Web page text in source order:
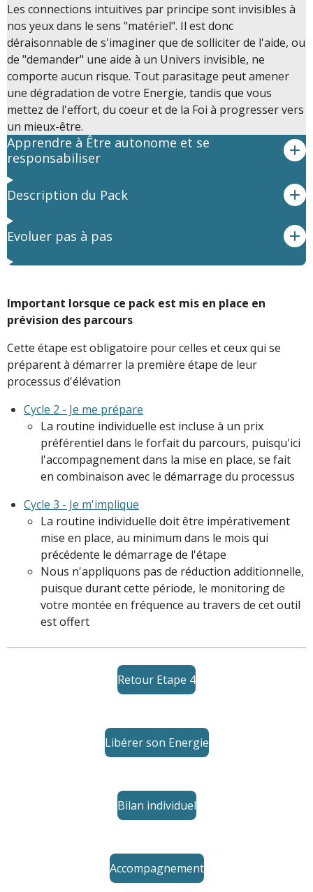
Les connections intuitives par principe sont invisibles à
nos yeux dans le sens "matériel". Il est donc
déraisonnable de s'imaginer que de solliciter de l'aide, ou
de "demander" une aide à un Univers invisible, ne
comporte aucun risque. Tout parasitage peut amener
une dégradation de votre Energie, tandis que vous
mettez de l'effort, du coeur et de la Foi à progresser vers
un mieux-être.
Apprendre à Être autonome et se
responsabiliser
Description du Pack
Evoluer pas à pas
Important lorsque ce pack est mis en place en
prévision des parcours
Cette étape est obligatoire pour celles et ceux qui se
préparent à démarrer la première étape de leur
processus d'élévation
Cycle 2 - Je me prépare
La routine individuelle est incluse à un prix
préférentiel dans le forfait du parcours, puisqu'ici
l'accompagnement dans la mise en place, se fait
en combinaison avec le démarrage du processus
Cycle 3 - Je m'implique
La routine individuelle doit être impérativement
mise en place, au minimum dans le mois qui
précédente le démarrage de l'étape
Nous n'appliquons pas de réduction additionnelle,
puisque durant cette période, le monitoring de
votre montée en fréquence au travers de cet outil
est offert
Retour Etape 4
Libérer son Energie
Bilan individuel
Accompagnement